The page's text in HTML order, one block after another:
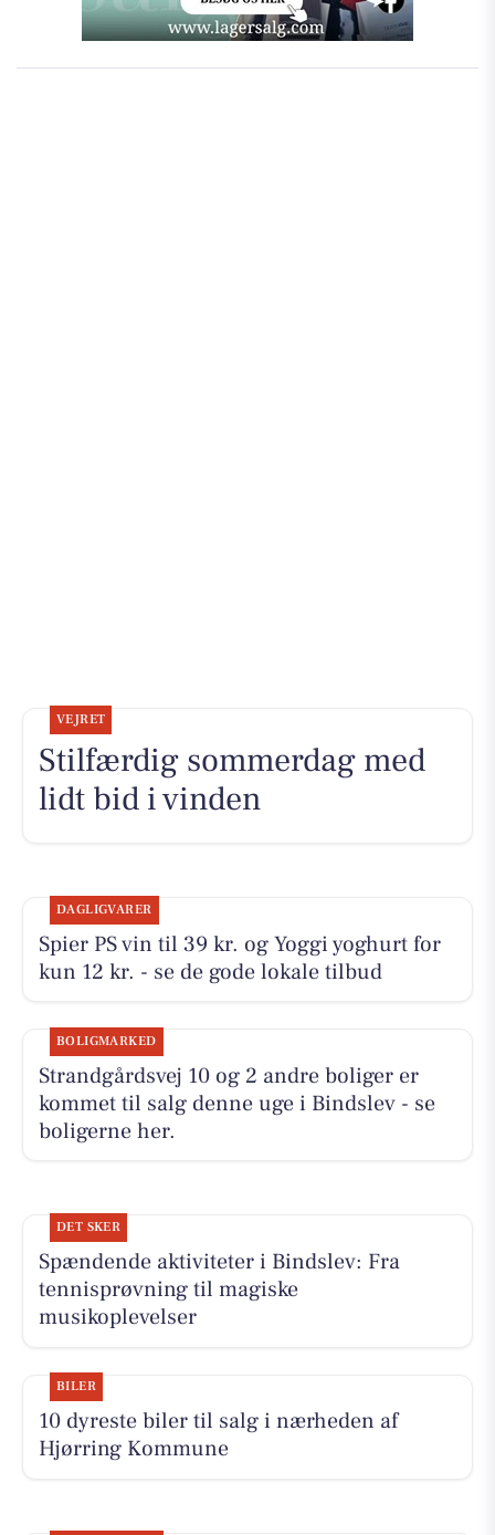
VEJRET
Stilfærdig sommerdag med
lidt bid i vinden
DAGLIGVARER
Spier PS vin til 39 kr. og Yoggi yoghurt for
kun 12 kr. - se de gode lokale tilbud
BOLIGMARKED
Strandgårdsvej 10 og 2 andre boliger er
kommet til salg denne uge i Bindslev - se
boligerne her.
DET SKER
Spændende aktiviteter i Bindslev: Fra
tennisprøvning til magiske
musikoplevelser
BILER
10 dyreste biler til salg i nærheden af
Hjørring Kommune